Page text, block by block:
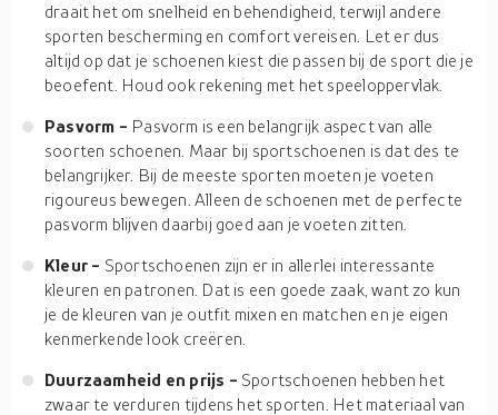
draait het om snelheid en behendigheid, terwijl andere
sporten bescherming en comfort vereisen. Let er dus
altijd op dat je schoenen kiest die passen bij de sport die je
beoefent. Houd ook rekening met het speeloppervlak.
Pasvorm - Pasvorm is een belangrijk aspect van alle
soorten schoenen. Maar bij sportschoenen is dat des te
belangrijker. Bij de meeste sporten moeten je voeten
rigoureus bewegen. Alleen de schoenen met de perfecte
pasvorm blijven daarbij goed aan je voeten zitten.
Kleur - Sportschoenen zijn er in allerlei interessante
kleuren en patronen. Dat is een goede zaak, want zo kun
je de kleuren van je outfit mixen en matchen en je eigen
kenmerkende look creëren.
Duurzaamheid en prijs - Sportschoenen hebben het
zwaar te verduren tijdens het sporten. Het materiaal van